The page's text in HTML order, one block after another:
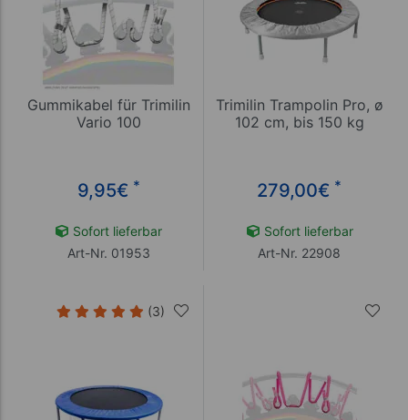
Gummikabel für Trimilin
Vario 100
9,95€ *
Sofort lieferbar
Art-Nr. 01953
Trimilin Trampolin Pro, ø
102 cm, bis 150 kg
279,00€ *
Sofort lieferbar
Art-Nr. 22908
(3)